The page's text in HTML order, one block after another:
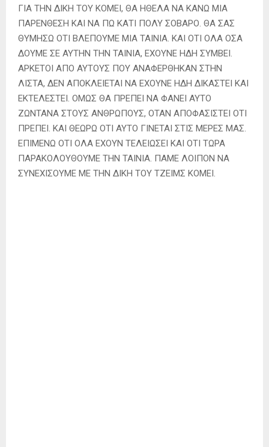
ΓΙΑ ΤΗΝ ΔΙΚΗ ΤΟΥ ΚΟΜΕΙ, ΘΑ ΗΘΕΛΑ ΝΑ ΚΑΝΩ ΜΙΑ
ΠΑΡΕΝΘΕΣΗ ΚΑΙ ΝΑ ΠΩ ΚΑΤΙ ΠΟΛΥ ΣΟΒΑΡΟ. ΘΑ ΣΑΣ
ΘΥΜΗΣΩ ΟΤΙ ΒΛΕΠΟΥΜΕ ΜΙΑ ΤΑΙΝΙΑ. ΚΑΙ ΟΤΙ ΟΛΑ ΟΣΑ
ΔΟΥΜΕ ΣΕ ΑΥΤΗΝ ΤΗΝ ΤΑΙΝΙΑ, ΕΧΟΥΝΕ ΗΔΗ ΣΥΜΒΕΙ.
ΑΡΚΕΤΟΙ ΑΠΟ ΑΥΤΟΥΣ ΠΟΥ ΑΝΑΦΕΡΘΗΚΑΝ ΣΤΗΝ
ΛΙΣΤΑ, ΔΕΝ ΑΠΟΚΛΕΙΕΤΑΙ ΝΑ ΕΧΟΥΝΕ ΗΔΗ ΔΙΚΑΣΤΕΙ ΚΑΙ
ΕΚΤΕΛΕΣΤΕΙ. ΟΜΩΣ ΘΑ ΠΡΕΠΕΙ ΝΑ ΦΑΝΕΙ ΑΥΤΟ
ΖΩΝΤΑΝΑ ΣΤΟΥΣ ΑΝΘΡΩΠΟΥΣ, ΟΤΑΝ ΑΠΟΦΑΣΙΣΤΕΙ ΟΤΙ
ΠΡΕΠΕΙ. ΚΑΙ ΘΕΩΡΩ ΟΤΙ ΑΥΤΟ ΓΙΝΕΤΑΙ ΣΤΙΣ ΜΕΡΕΣ ΜΑΣ.
ΕΠΙΜΕΝΩ ΟΤΙ ΟΛΑ ΕΧΟΥΝ ΤΕΛΕΙΩΣΕΙ ΚΑΙ ΟΤΙ ΤΩΡΑ
ΠΑΡΑΚΟΛΟΥΘΟΥΜΕ ΤΗΝ ΤΑΙΝΙΑ. ΠΑΜΕ ΛΟΙΠΟΝ ΝΑ
ΣΥΝΕΧΙΣΟΥΜΕ ΜΕ ΤΗΝ ΔΙΚΗ ΤΟΥ ΤΖΕΙΜΣ ΚΟΜΕΙ.